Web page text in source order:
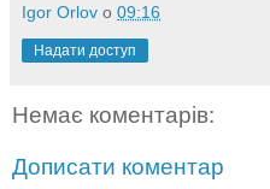
Igor Orlov о 09:16
Надати доступ
Немає коментарів:
Дописати коментар